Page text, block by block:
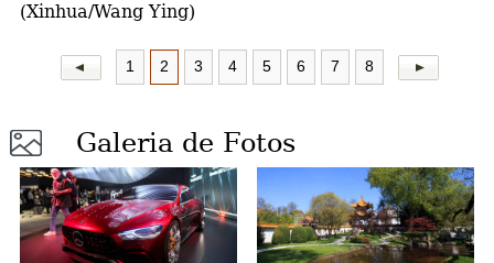
(Xinhua/Wang Ying)
1 2 3 4 5 6 7 8
Galeria de Fotos